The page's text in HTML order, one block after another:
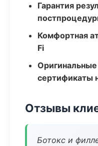
Гарантия
Комфортная
Fi
сертификаты
Отзывы
Ботокс и